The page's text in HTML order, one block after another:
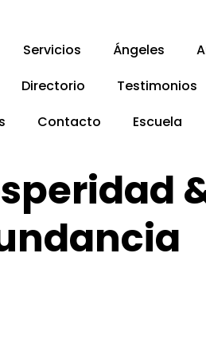
Servicios Ángeles
Directorio Testimonios
Contacto Escuela